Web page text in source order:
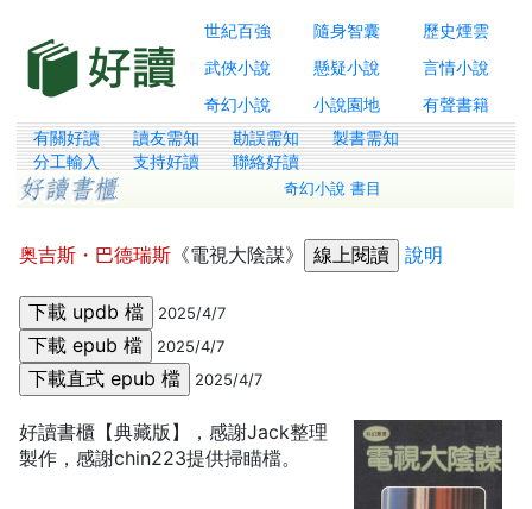
世紀百強 隨身智囊
歷史煙雲
武俠小說
懸疑小說
言情小說
奇幻小說
小說園地 有聲書籍
有關好讀 讀友需知 勘誤需知
製書需知
分工輸入
支持好讀 聯絡好讀
奇幻小說 書目
奥吉斯・巴德瑞斯 《電視大陰謀》 說明
2025/4/7
2025/4/7
2025/4/7
好讀書櫃【典藏版】，感謝Jack整理
製作，感謝chin223提供掃瞄檔。